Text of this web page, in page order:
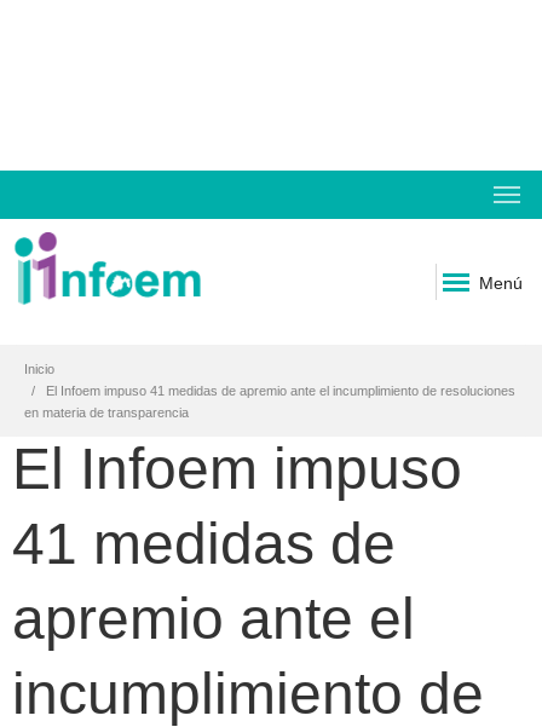
Menú
Inicio
El Infoem impuso 41 medidas de apremio ante el incumplimiento de resoluciones
en materia de transparencia
El Infoem impuso
41 medidas de
apremio ante el
incumplimiento de